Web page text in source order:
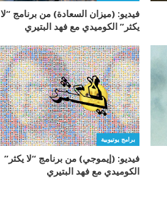
فيديو: (ميزان السعادة) من برنامج “لا
يكثر” الكوميدي مع فهد البتيري
برامج يوتيوبية
فيديو: (إيموجي) من برنامج “لا يكثر”
الكوميدي مع فهد البتيري